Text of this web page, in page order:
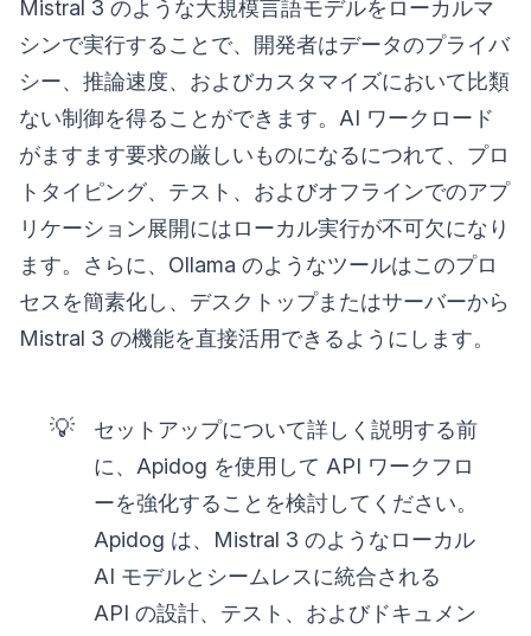
Mistral 3 のような大規模言語モデルをローカルマ
シンで実行することで、開発者はデータのプライバ
シー、推論速度、およびカスタマイズにおいて比類
ない制御を得ることができます。AI ワークロード
がますます要求の厳しいものになるにつれて、プロ
トタイピング、テスト、およびオフラインでのアプ
リケーション展開にはローカル実行が不可欠になり
ます。さらに、Ollama のようなツールはこのプロ
セスを簡素化し、デスクトップまたはサーバーから
Mistral 3 の機能を直接活用できるようにします。
💡
セットアップについて詳しく説明する前
に、Apidog を使用して API ワークフロ
ーを強化することを検討してください。
Apidog は、Mistral 3 のようなローカル
AI モデルとシームレスに統合される
API の設計、テスト、およびドキュメン